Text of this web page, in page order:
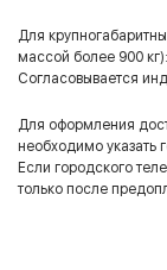
Для
массой более 900 кг):
Согласовывается
Для оформления
необходимо указать
Если городского
только после